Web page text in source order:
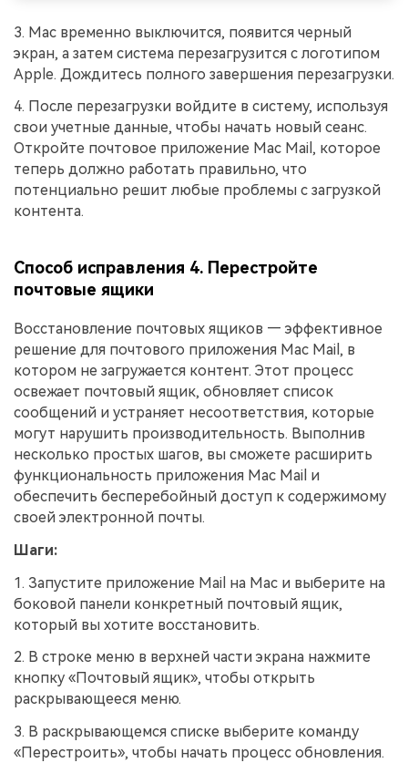
3. Mac временно выключится, появится черный
экран, а затем система перезагрузится с логотипом
Apple. Дождитесь полного завершения перезагрузки.
4. После перезагрузки войдите в систему, используя
свои учетные данные, чтобы начать новый сеанс.
Откройте почтовое приложение Mac Mail, которое
теперь должно работать правильно, что
потенциально решит любые проблемы с загрузкой
контента.
Способ исправления 4. Перестройте
почтовые ящики
Восстановление почтовых ящиков — эффективное
решение для почтового приложения Mac Mail, в
котором не загружается контент. Этот процесс
освежает почтовый ящик, обновляет список
сообщений и устраняет несоответствия, которые
могут нарушить производительность. Выполнив
несколько простых шагов, вы сможете расширить
функциональность приложения Mac Mail и
обеспечить бесперебойный доступ к содержимому
своей электронной почты.
Шаги:
1. Запустите приложение Mail на Mac и выберите на
боковой панели конкретный почтовый ящик,
который вы хотите восстановить.
2. В строке меню в верхней части экрана нажмите
кнопку «Почтовый ящик», чтобы открыть
раскрывающееся меню.
3. В раскрывающемся списке выберите команду
«Перестроить», чтобы начать процесс обновления.